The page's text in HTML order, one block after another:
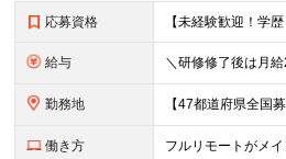
応募資格
給与
勤務地
働き方 フルリモートがメイ